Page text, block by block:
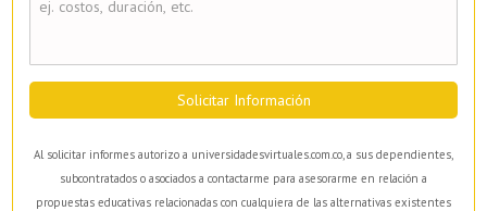
Solicitar Información
Al solicitar informes autorizo a universidadesvirtuales.com.co, a sus dependientes,
subcontratados o asociados a contactarme para asesorarme en relación a
propuestas educativas relacionadas con cualquiera de las alternativas existentes